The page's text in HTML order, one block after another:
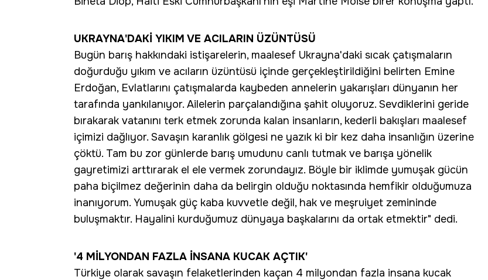
UKRAYNA'DAKİ YIKIM VE ACILARIN ÜZÜNTÜSÜ
Bugün barış hakkındaki istişarelerin, maalesef Ukrayna'daki sıcak çatışmaların
doğurduğu yıkım ve acıların üzüntüsü içinde gerçekleştirildiğini belirten Emine
Erdoğan, Evlatlarını çatışmalarda kaybeden annelerin yakarışları dünyanın her
tarafında yankılanıyor. Ailelerin parçalandığına şahit oluyoruz. Sevdiklerini geride
bırakarak vatanını terk etmek zorunda kalan insanların, kederli bakışları maalesef
içimizi dağlıyor. Savaşın karanlık gölgesi ne yazık ki bir kez daha insanlığın üzerine
çöktü. Tam bu zor günlerde barış umudunu canlı tutmak ve barışa yönelik
gayretimizi arttırarak el ele vermek zorundayız. Böyle bir iklimde yumuşak gücün
paha biçilmez değerinin daha da belirgin olduğu noktasında hemfikir olduğumuza
inanıyorum. Yumuşak güç kaba kuvvetle değil, hak ve meşruiyet zemininde
buluşmaktır. Hayalini kurduğumuz dünyaya başkalarını da ortak etmektir" dedi.
'4 MİLYONDAN FAZLA İNSANA KUCAK AÇTIK'
Türkiye olarak savaşın felaketlerinden kaçan 4 milyondan fazla insana kucak